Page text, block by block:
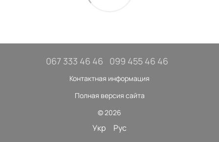
067 333 46 46 099 455 46 46
Контактная информация
Полная версия сайта
© 2026
Укр Рус